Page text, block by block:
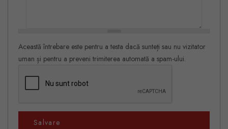
Această întrebare este pentru a testa dacă sunteți sau nu vizitator
uman și pentru a preveni trimiterea automată a spam-ului.
Salvare